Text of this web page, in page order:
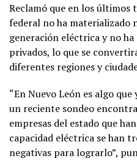
Reclamó que en los últimos
federal no ha materializado
generación eléctrica y no
privados, lo que se
diferentes regiones y
“En Nuevo León es algo que
un reciente sondeo
empresas del estado que
capacidad eléctrica se han
negativas para lograrlo”,